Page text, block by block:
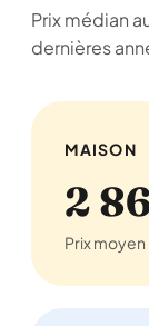
Prix médian
dernières
MAISON
2
Prix moyen